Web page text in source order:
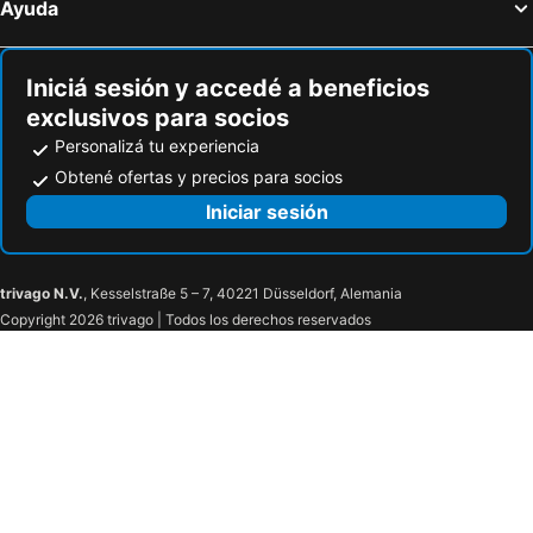
Ayuda
Iniciá sesión y accedé a beneficios
exclusivos para socios
Personalizá tu experiencia
Obtené ofertas y precios para socios
Iniciar sesión
trivago N.V., Kesselstraße 5 – 7, 40221 Düsseldorf, Alemania
Copyright 2026 trivago | Todos los derechos reservados